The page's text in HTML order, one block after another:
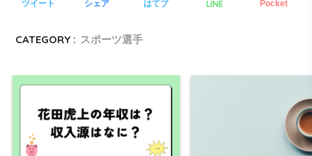
ツイート シェア はてブ LINE Pocket
CATEGORY : スポーツ選手